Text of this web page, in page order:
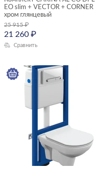
EO slim + VECTOR + CORNER
хром глянцевый
25 915₽
21 260 ₽
Сравнить